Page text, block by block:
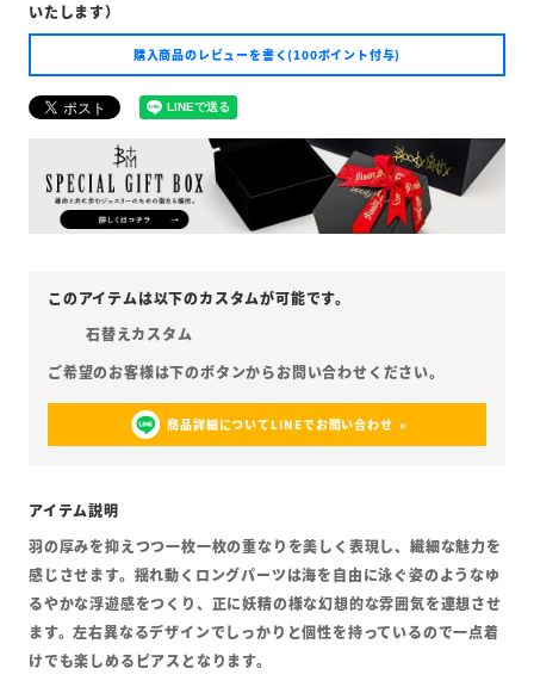
いたします）
購入商品のレビューを書く(100ポイント付与)
石替えカスタム
商品詳細についてLINEでお問い合わせ
羽の厚みを抑えつつ一枚一枚の重なりを美しく表現し、繊細な魅力を
感じさせます。揺れ動くロングパーツは海を自由に泳ぐ姿のようなゆ
るやかな浮遊感をつくり、正に妖精の様な幻想的な雰囲気を連想させ
ます。左右異なるデザインでしっかりと個性を持っているので一点着
けでも楽しめるピアスとなります。